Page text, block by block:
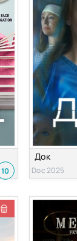
10
Док
Doc 2025